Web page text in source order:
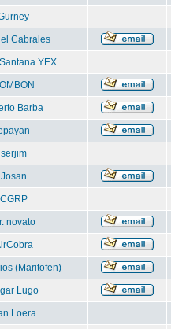
Cabrales
YEX
Barba
serjim
Josan
CGRP
novato
(Maritofen)
Lugo
Loera